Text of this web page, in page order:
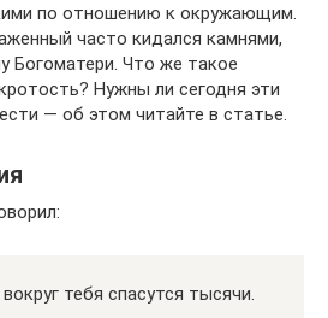
по отношению к окружающим.
часто кидался камнями,
Богоматери. Что же такое
Нужны ли сегодня эти
— об этом читайте в статье.
тебя спасутся тысячи.